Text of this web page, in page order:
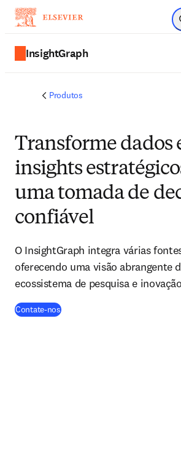
Ir para
InsightGraph
Produtos
Transforme dados
insights
uma tomada de
confiável
O InsightGraph integra várias
oferecendo uma visão abrangente
ecossistema de pesquisa e
Contate-nos